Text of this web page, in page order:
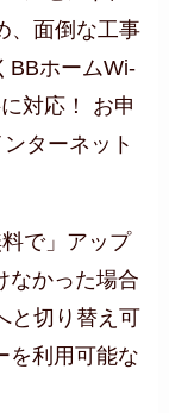
、面倒な工事
BBホームWi-
対応！ お申
ターネット
で」アップ
なかった場合
と切り替え可
を利用可能な